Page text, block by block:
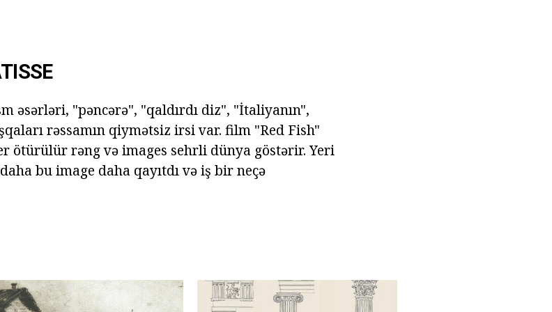
əsərləri, "pəncərə", "qaldırdı diz", "İtaliyanın",
rəssamın qiymətsiz irsi var. film "Red Fish"
ötürülür rəng və images sehrli dünya göstərir. Yeri
bu image daha qayıtdı və iş bir neçə